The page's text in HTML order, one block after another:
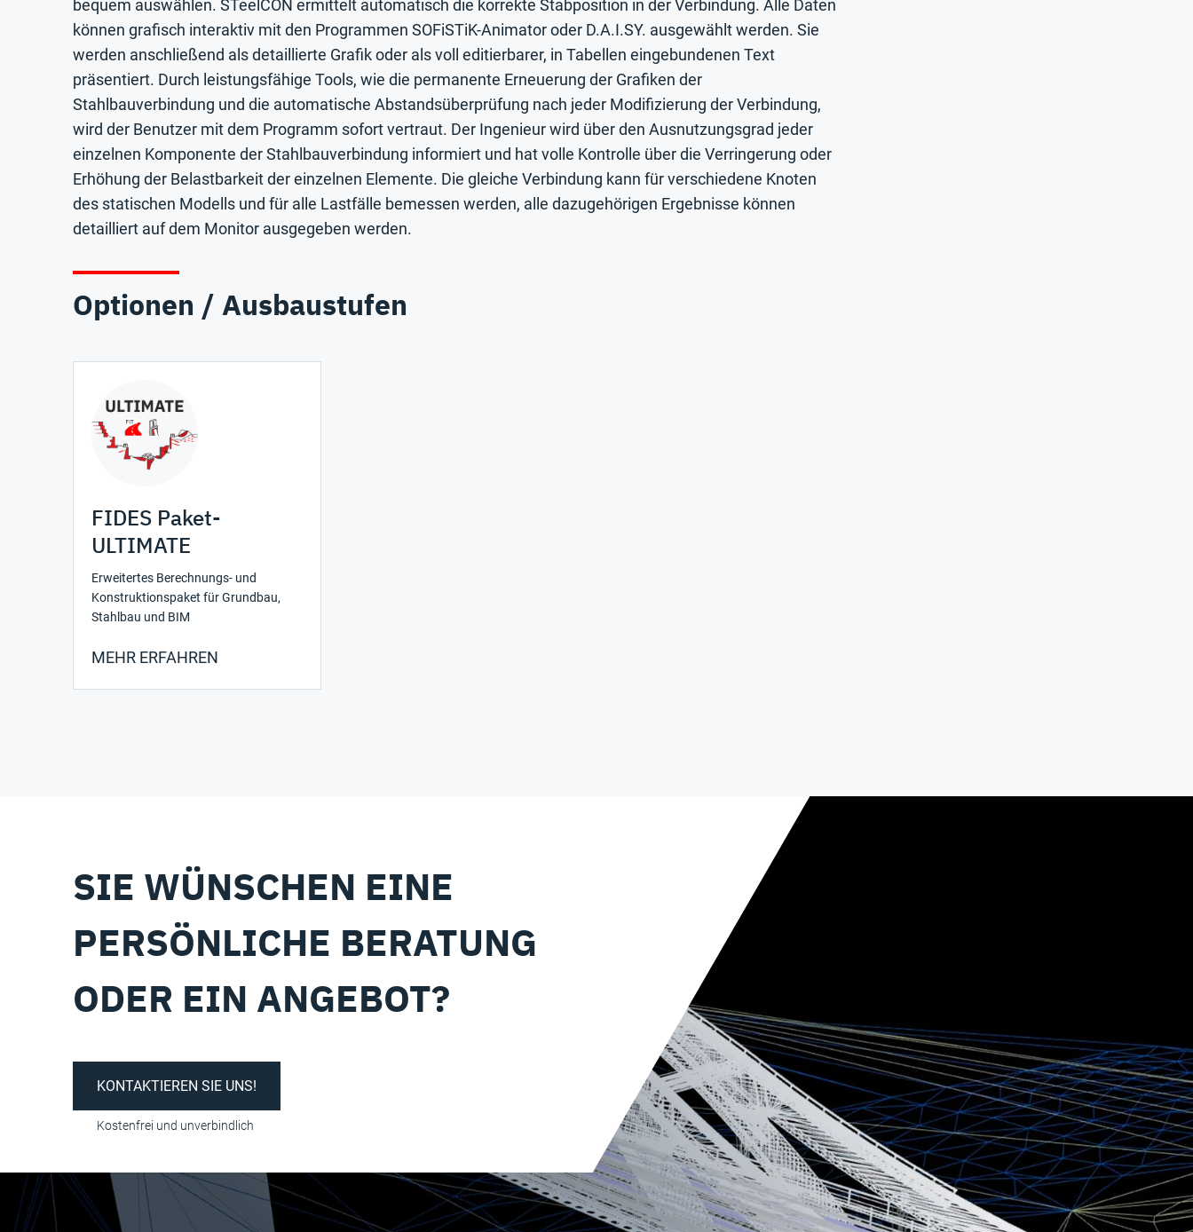
bequem auswählen. STeelCON ermittelt automatisch die korrekte Stabposition in der Verbindung. Alle Daten
können grafisch interaktiv mit den Programmen SOFiSTiK-Animator oder D.A.I.SY. ausgewählt werden. Sie
werden anschließend als detaillierte Grafik oder als voll editierbarer, in Tabellen eingebundenen Text
präsentiert. Durch leistungsfähige Tools, wie die permanente Erneuerung der Grafiken der
Stahlbauverbindung und die automatische Abstandsüberprüfung nach jeder Modifizierung der Verbindung,
wird der Benutzer mit dem Programm sofort vertraut. Der Ingenieur wird über den Ausnutzungsgrad jeder
einzelnen Komponente der Stahlbauverbindung informiert und hat volle Kontrolle über die Verringerung oder
Erhöhung der Belastbarkeit der einzelnen Elemente. Die gleiche Verbindung kann für verschiedene Knoten
des statischen Modells und für alle Lastfälle bemessen werden, alle dazugehörigen Ergebnisse können
detailliert auf dem Monitor ausgegeben werden.
Optionen / Ausbaustufen
FIDES Paket-
ULTIMATE
Erweitertes Berechnungs- und
Konstruktionspaket für Grundbau,
Stahlbau und BIM
MEHR ERFAHREN
SIE WÜNSCHEN EINE
PERSÖNLICHE BERATUNG
ODER EIN ANGEBOT?
KONTAKTIEREN SIE UNS!